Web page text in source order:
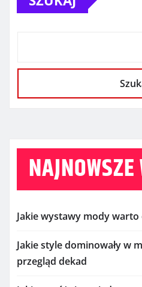
Jakie wystawy mody
Jakie style dominowały w
przegląd dekad